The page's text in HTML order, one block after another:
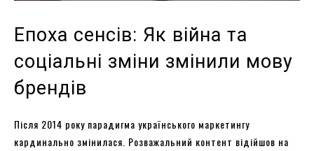
Епоха сенсів: Як війна та
соціальні зміни змінили мову
брендів
Після 2014 року парадигма українського маркетингу
кардинально змінилася. Розважальний контент відійшов на